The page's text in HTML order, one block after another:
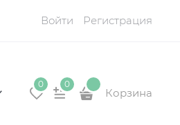
Войти Регистрация
0 0
Корзина